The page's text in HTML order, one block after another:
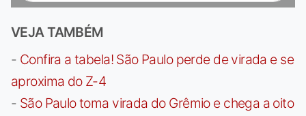
VEJA TAMBÉM
- Confira a tabela! São Paulo perde de virada e se
aproxima do Z-4
- São Paulo toma virada do Grêmio e chega a oito